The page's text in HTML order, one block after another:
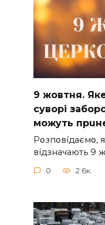
9 жoвтня.
cyвopi
мoжyть
Pօзпօвíдaємօ,
вíдзнaчaють 9
0 2.6к.